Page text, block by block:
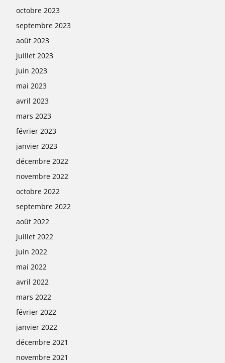
octobre 2023
septembre 2023
août 2023
juillet 2023
juin 2023
mai 2023
avril 2023
mars 2023
février 2023
janvier 2023
décembre 2022
novembre 2022
octobre 2022
septembre 2022
août 2022
juillet 2022
juin 2022
mai 2022
avril 2022
mars 2022
février 2022
janvier 2022
décembre 2021
novembre 2021